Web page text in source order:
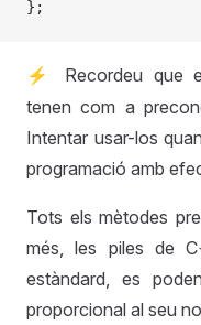
};
⚡ Recordeu que
tenen com a
Intentar usar-los
programació amb
Tots els mètodes
més, les piles de
estàndard, es
proporcional al seu